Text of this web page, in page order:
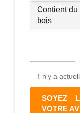
Contient du
bois
Il n'y a
SOYEZ
VOTRE